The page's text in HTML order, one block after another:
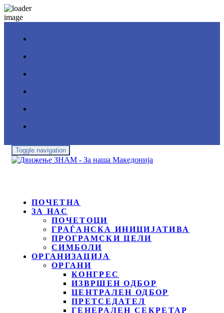
Toggle navigation
ПОЧЕТНА
ЗА НАС
ПОЧЕТОЦИ
ГРАЃАНСКА ИНИЦИЈАТИВА
ПРОГРАМСКИ ЦЕЛИ
СИМБОЛИ
ОРГАНИЗАЦИЈА
ОРГАНИ
КОНГРЕС
ИЗВРШЕН ОДБОР
ЦЕНТРАЛЕН ОДБОР
ПРЕТСЕДАТЕЛ
ГЕНЕРАЛЕН СЕКРЕТАР